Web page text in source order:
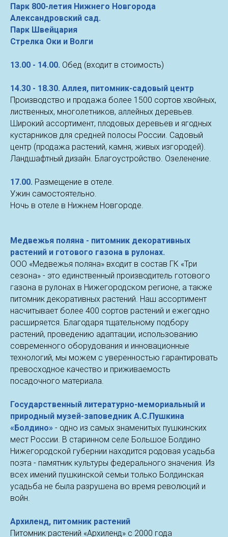
Парк 800-летия Нижнего Новгорода
Александровский сад.
Парк Швейцария
Стрелка Оки и Волги
13.00 - 14.00. Обед (входит в стоимость)
14.30 - 18.30. Аллея, питомник-садовый центр
Производство и продажа более 1500 сортов хвойных,
лиственных, многолетников, аллейных деревьев.
Широкий ассортимент, плодовых деревьев и ягодных
кустарников для средней полосы России. Садовый
центр (продажа растений, камня, живых изгородей).
Ландшафтный дизайн. Благоустройство. Озеленение.
17.00. Размещение в отеле.
Ужин самостоятельно.
Ночь в отеле в Нижнем Новгороде.
Медвежья поляна - питомник декоративных
растений и готового газона в рулонах.
ООО «Медвежья поляна» входит в состав ГК «Три
сезона» - это единственный производитель готового
газона в рулонах в Нижегородском регионе, а также
питомник декоративных растений. Наш ассортимент
насчитывает более 400 сортов растений и ежегодно
расширяется. Благодаря тщательному подбору
растений, проведению адаптации, использованию
современного оборудования и инновационные
технологий, мы можем с уверенностью гарантировать
превосходное качество и приживаемость
посадочного материала.
Государственный литературно-мемориальный и
природный музей-заповедник А.С.Пушкина
«Болдино» - одно из самых знаменитых пушкинских
мест России. В старинном селе Большое Болдино
Нижегородской губернии находится родовая усадьба
поэта - памятник культуры федерального значения. Из
всех имений пушкинской семьи только Болдинская
усадьба не была разрушена во время революций и
войн.
Архиленд, питомник растений
Питомник растений «Архиленд» с 2000 года